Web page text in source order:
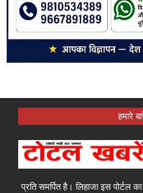
हमारे
प्रति समर्पित है। लिहाजा इस पोर्टल